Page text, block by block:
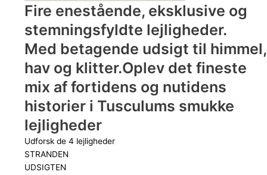
Fire enestående, eksklusive og
stemningsfyldte lejligheder.
Med betagende udsigt til himmel,
hav og klitter.Oplev det fineste
mix af fortidens og nutidens
historier i Tusculums smukke
lejligheder
Udforsk de 4 lejligheder
STRANDEN
UDSIGTEN